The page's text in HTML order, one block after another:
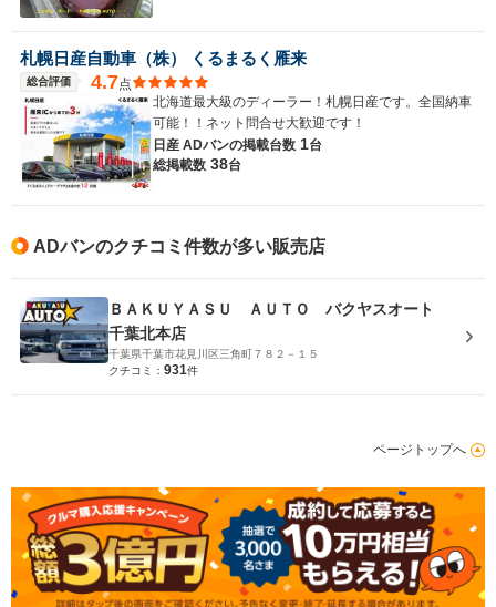
札幌日産自動車（株） くるまるく雁来
総合評価 4.7点
北海道最大級のディーラー！札幌日産です。全国納車
可能！！ネット問合せ大歓迎です！
日産 ADバンの掲載台数 1台
総掲載数 38台
ADバンのクチコミ件数が多い販売店
ＢＡＫＵＹＡＳＵ ＡＵＴＯ バクヤスオート
千葉北本店
千葉県千葉市花見川区三角町７８２－１５
クチコミ： 931件
ページトップへ